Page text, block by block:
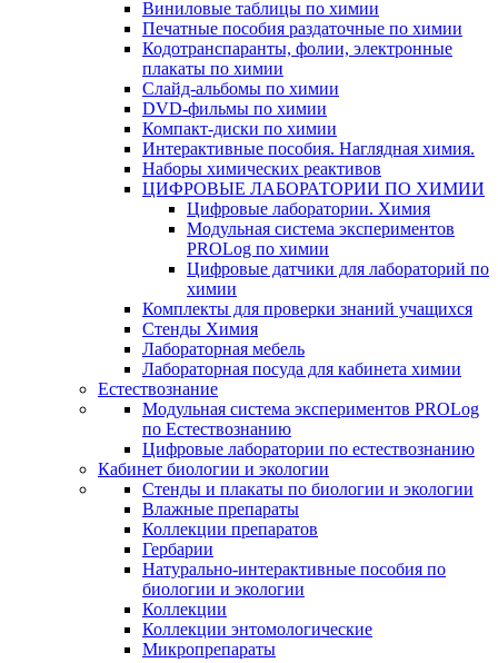
Виниловые таблицы по химии
Печатные пособия раздаточные по химии
Кодотранспаранты, фолии, электронные
плакаты по химии
Слайд-альбомы по химии
DVD-фильмы по химии
Компакт-диски по химии
Интерактивные пособия. Наглядная химия.
Наборы химических реактивов
ЦИФРОВЫЕ ЛАБОРАТОРИИ ПО ХИМИИ
Цифровые лаборатории. Химия
Модульная система экспериментов
PROLog по химии
Цифровые датчики для лабораторий по
химии
Комплекты для проверки знаний учащихся
Стенды Химия
Лабораторная мебель
Лабораторная посуда для кабинета химии
Естествознание
Модульная система экспериментов PROLog
по Естествознанию
Цифровые лаборатории по естествознанию
Кабинет биологии и экологии
Стенды и плакаты по биологии и экологии
Влажные препараты
Коллекции препаратов
Гербарии
Натурально-интерактивные пособия по
биологии и экологии
Коллекции
Коллекции энтомологические
Микропрепараты